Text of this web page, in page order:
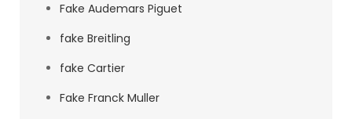
Fake Audemars Piguet
fake Breitling
fake Cartier
Fake Franck Muller